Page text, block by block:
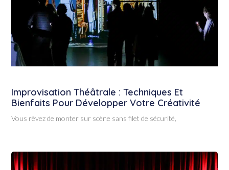
Improvisation Théâtrale : Techniques Et
Bienfaits Pour Développer Votre Créativité
Vous rêvez de monter sur scène sans filet de sécurité,